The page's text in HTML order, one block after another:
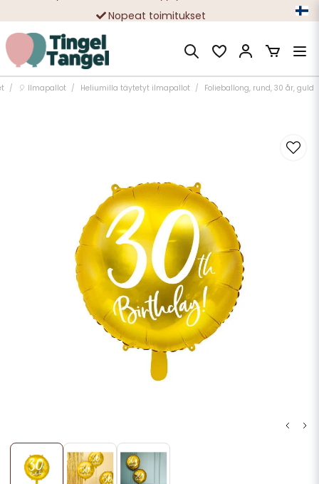
Nopeat toimitukset
Ilmainen toimitus yli 49 € tilauksille
🎈 Ilmapallot Heliumilla täytetyt ilmapallot Folieballong, rund, 30 år, guld